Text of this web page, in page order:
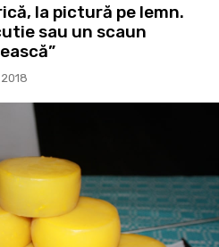
la pictură pe lemn.
sau un scaun